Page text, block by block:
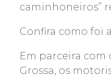
caminhoneiros”
Confira como foi
Em parceira com
Grossa, os